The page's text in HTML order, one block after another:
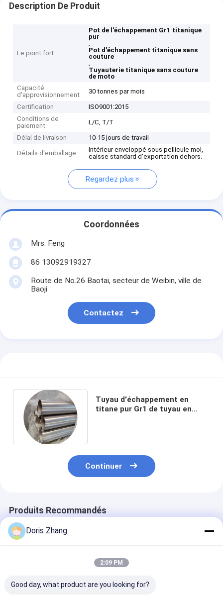
Description De Produit
Le point fort
Pot de l'échappement Gr1 titanique
pur
,
Pot d'échappement titanique sans
couture
,
Tuyauterie titanique sans couture
de moto
Capacité
d'approvisionnement
30 tonnes par mois
Certification
ISO9001:2015
Conditions de
paiement
L/C, T/T
Délai de livraison 10-15 jours de travail
Détails d'emballage
Intérieur enveloppé sous pellicule mol,
caisse standard d'exportation dehors.
Regardez plus
Coordonnées
Mrs. Feng
86 13092919327
Route de No.26 Baotai, secteur de Weibin, ville de
Baoji
Contactez
Tuyau d'échappement en
titane pur Gr1 de tuyau en
Continuer
Produits Recommandés
Doris Zhang
2:09 PM
Good day, what product are you looking for?